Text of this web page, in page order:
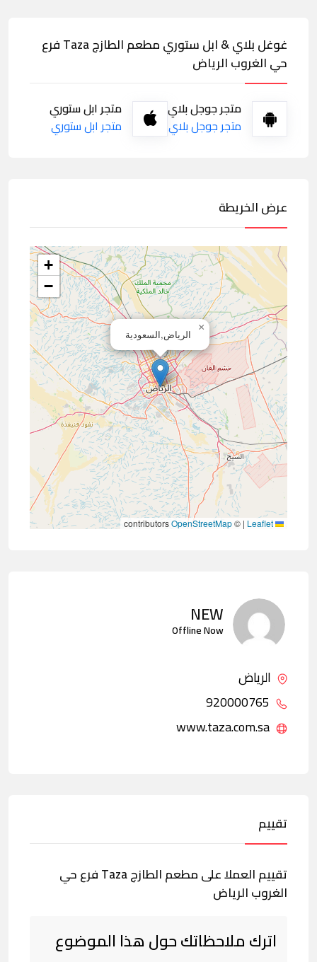
غوغل بلاي & ابل ستوري مطعم الطازج Taza فرع
حي الغروب الرياض
متجر جوجل بلاي
متجر جوجل بلاي
متجر ابل ستوري
متجر ابل ستوري
عرض الخريطة
الرياض,السعودية
×
+
−
|
©
OpenStreetMap
NEW
Offline Now
الرياض
تقييم
تقييم العملا على مطعم الطازج Taza فرع حي
الغروب الرياض
اترك ملاحظاتك حول هذا الموضوع